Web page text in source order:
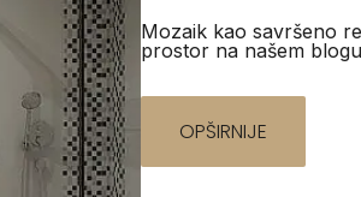
Mozaik kao savršeno
prostor na našem
OPŠIRNIJE